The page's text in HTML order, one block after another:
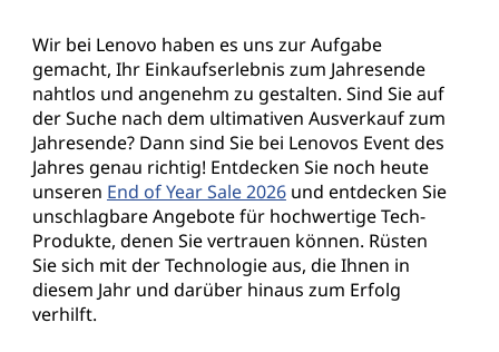
Wir bei Lenovo haben es uns zur Aufgabe
gemacht, Ihr Einkaufserlebnis zum Jahresende
nahtlos und angenehm zu gestalten. Sind Sie auf
der Suche nach dem ultimativen Ausverkauf zum
Jahresende? Dann sind Sie bei Lenovos Event des
Jahres genau richtig! Entdecken Sie noch heute
unseren End of Year Sale 2026und entdecken Sie
unschlagbare Angebote für hochwertige Tech-
Produkte, denen Sie vertrauen können. Rüsten
Sie sich mit der Technologie aus, die Ihnen in
diesem Jahr und darüber hinaus zum Erfolg
verhilft.